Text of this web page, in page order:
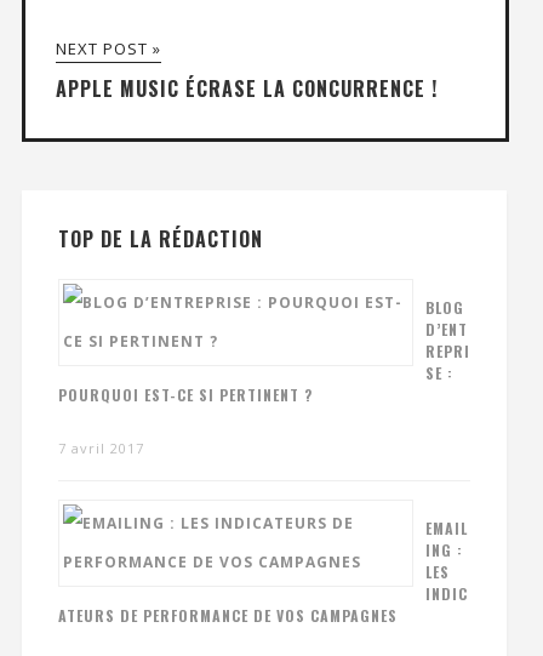
NEXT POST »
APPLE MUSIC ÉCRASE LA CONCURRENCE !
TOP DE LA RÉDACTION
BLOG
D’ENT
REPRI
SE :
POURQUOI EST-CE SI PERTINENT ?
7 avril 2017
EMAIL
ING :
LES
INDIC
ATEURS DE PERFORMANCE DE VOS CAMPAGNES